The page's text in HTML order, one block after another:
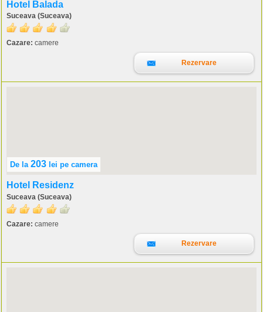
Hotel Balada
Suceava (Suceava)
Cazare: camere
Rezervare
De la 203 lei pe camera
Hotel Residenz
Suceava (Suceava)
Cazare: camere
Rezervare